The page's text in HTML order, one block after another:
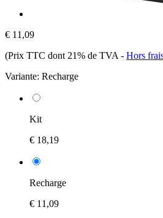
€ 11,09
(Prix TTC dont 21% de TVA - Hors
Variante: Recharge
Kit
€ 18,19
Recharge
€ 11,09